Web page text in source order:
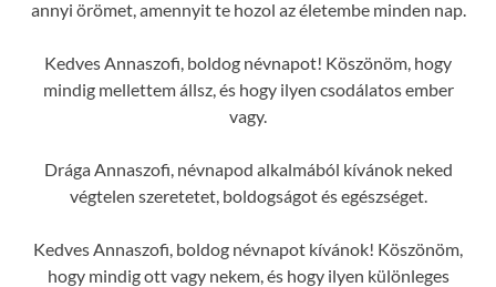
annyi örömet, amennyit te hozol az életembe minden nap.
Kedves Annaszofi, boldog névnapot! Köszönöm, hogy
mindig mellettem állsz, és hogy ilyen csodálatos ember
vagy.
Drága Annaszofi, névnapod alkalmából kívánok neked
végtelen szeretetet, boldogságot és egészséget.
Kedves Annaszofi, boldog névnapot kívánok! Köszönöm,
hogy mindig ott vagy nekem, és hogy ilyen különleges